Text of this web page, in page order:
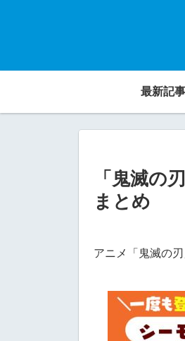
最新記事
「鬼滅の
まとめ
アニメ「鬼滅の